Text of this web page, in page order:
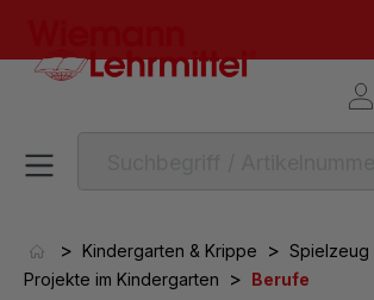
> Kindergarten & Krippe > Spielzeug
Projekte im Kindergarten > Berufe